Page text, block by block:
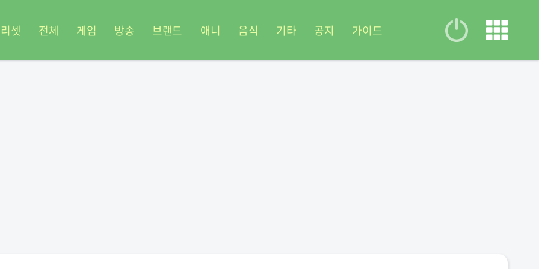
셋 전체 게임 방송 브랜드 애니 음식 기타 공지 가이드